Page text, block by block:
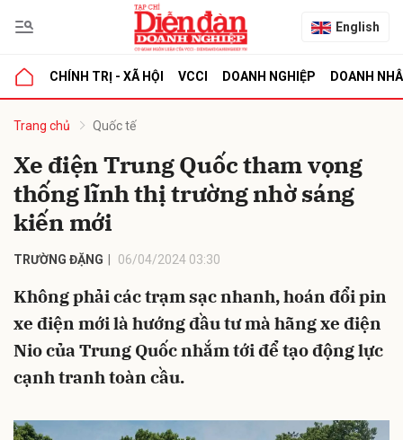
English
CHÍNH TRỊ - XÃ HỘI VCCI DOANH NGHIỆP DOANH
Trang chủ Quốc tế
Xe điện Trung Quốc tham vọng
thống lĩnh thị trường nhờ sáng
kiến mới
TRƯỜNG ĐẶNG 06/04/2024 03:30
Không phải các trạm sạc nhanh, hoán đổi pin
xe điện mới là hướng đầu tư mà hãng xe điện
Nio của Trung Quốc nhắm tới để tạo động lực
cạnh tranh toàn cầu.
luận
Hủy